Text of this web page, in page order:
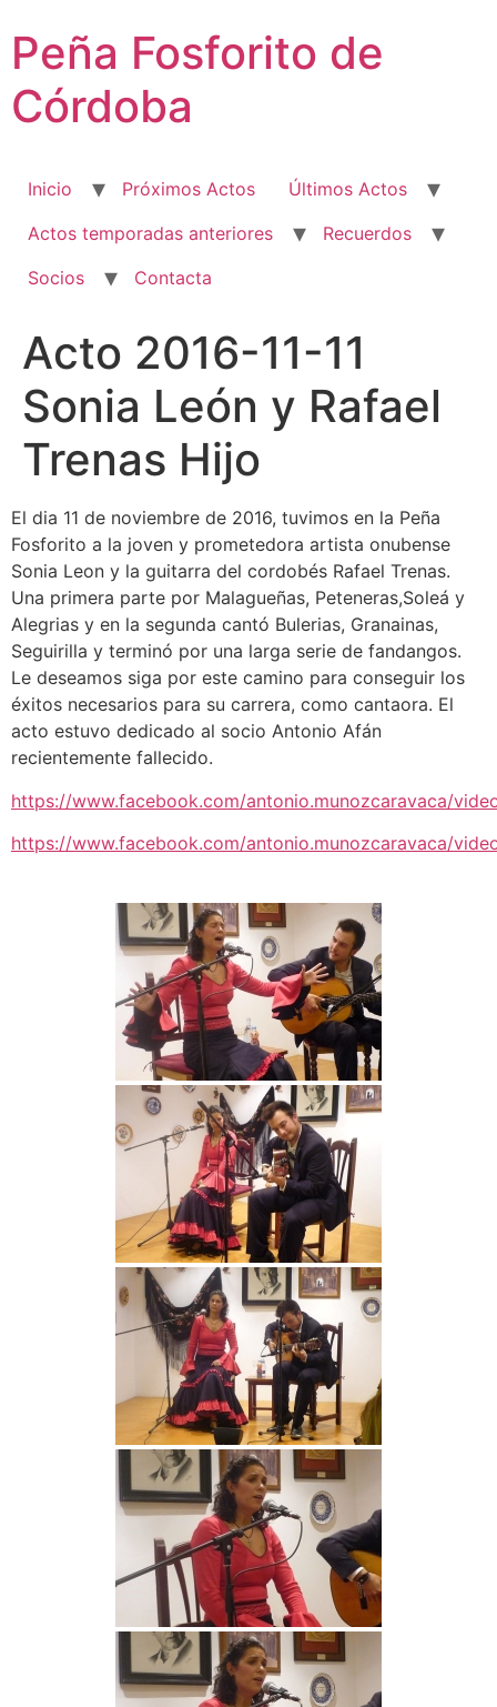
contenido
Peña Fosforito de
Córdoba
Inicio Próximos Actos
Últimos Actos
Actos temporadas anteriores
Recuerdos
Socios
Contacta
Acto 2016-11-11
Sonia León y Rafael
Trenas Hijo
El dia 11 de noviembre de 2016, tuvimos en la Peña
Fosforito a la joven y prometedora artista onubense
Sonia Leon y la guitarra del cordobés Rafael Trenas.
Una primera parte por Malagueñas, Peteneras,Soleá y
Alegrias y en la segunda cantó Bulerias, Granainas,
Seguirilla y terminó por una larga serie de fandangos.
Le deseamos siga por este camino para conseguir los
éxitos necesarios para su carrera, como cantaora. El
acto estuvo dedicado al socio Antonio Afán
recientemente fallecido.
https://www.facebook.com/antonio.munozcaravaca/
https://www.facebook.com/antonio.munozcaravaca/